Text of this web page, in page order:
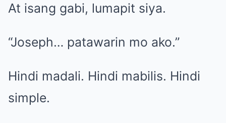
At isang gabi, lumapit siya.
“Joseph… patawarin mo ako.”
Hindi madali. Hindi mabilis. Hindi
simple.